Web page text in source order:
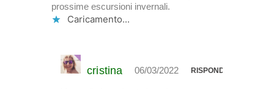
prossime escursioni invernali.
Caricamento...
cristina 06/03/2022 RISPONDI